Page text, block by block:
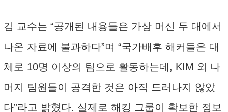
김 교수는 “공개된 내용들은 가상 머신 두 대에서
나온 자료에 불과하다”며 “국가배후 해커들은 대
체로 10명 이상의 팀으로 활동하는데, KIM 외 나
머지 팀원들이 공격한 것은 아직 드러나지 않았
다”라고 밝혔다. 실제로 해킹 그룹이 확보한 정보